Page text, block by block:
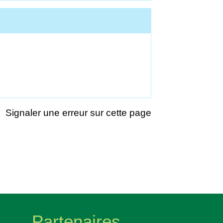
Signaler une erreur sur cette page